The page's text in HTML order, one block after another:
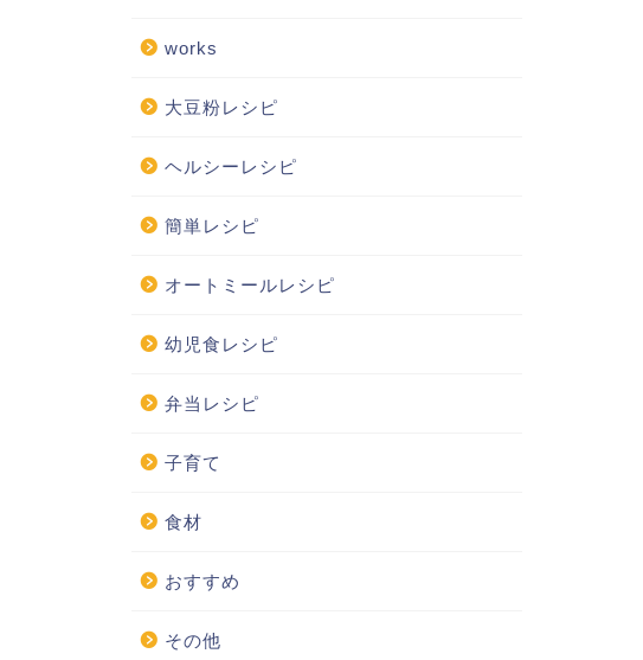
works
大豆粉レシピ
ヘルシーレシピ
簡単レシピ
オートミールレシピ
幼児食レシピ
弁当レシピ
子育て
食材
おすすめ
その他